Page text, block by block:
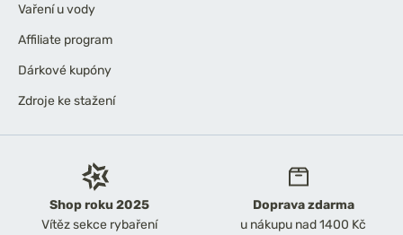
Shop roku 2025
Vítěz sekce rybaření
Doprava zdarma
u nákupu nad 1400 Kč
Vaření u vody
Affiliate program
Dárkové kupóny
Zdroje ke stažení